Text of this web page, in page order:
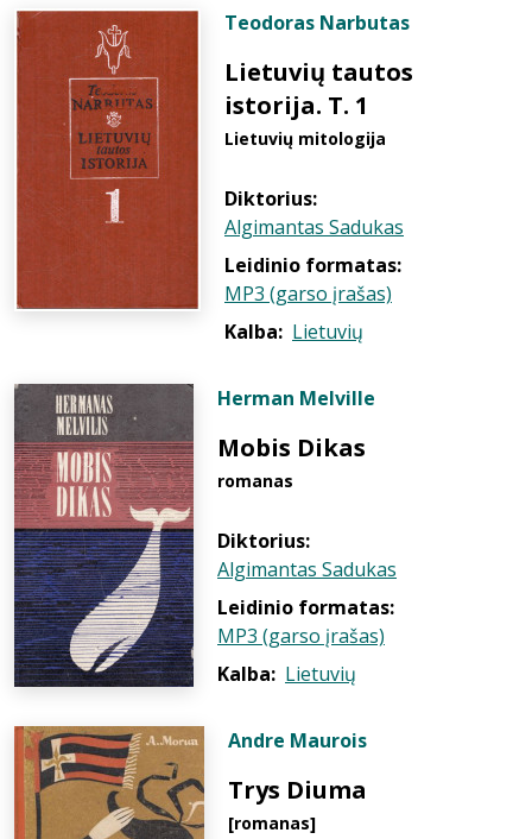
Teodoras Narbutas
Lietuvių tautos
istorija. T. 1
Lietuvių mitologija
Diktorius:
Algimantas Sadukas
Leidinio formatas:
MP3 (garso įrašas)
Kalba: Lietuvių
Herman Melville
Mobis Dikas
romanas
Diktorius:
Algimantas Sadukas
Leidinio formatas:
MP3 (garso įrašas)
Kalba: Lietuvių
Andre Maurois
Trys Diuma
[romanas]